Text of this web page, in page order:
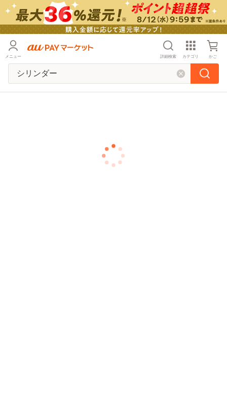
メニュー 詳細検索 カテゴリ かご